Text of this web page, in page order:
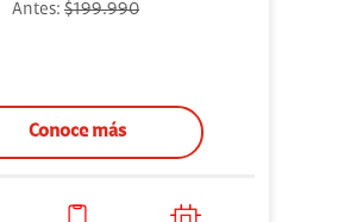
Antes: $199.990
Conoce más